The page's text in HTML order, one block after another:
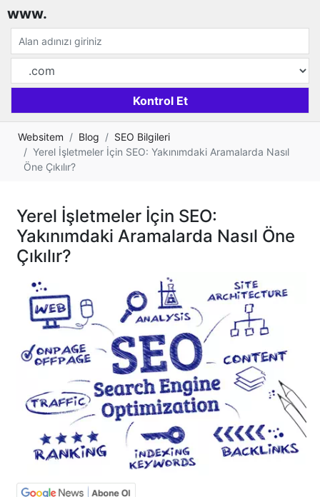
www.
Websitem Blog
SEO Bilgileri
Yerel İşletmeler İçin SEO: Yakınımdaki Aramalarda Nasıl
Öne Çıkılır?
Yerel İşletmeler İçin SEO:
Yakınımdaki Aramalarda Nasıl Öne
Çıkılır?